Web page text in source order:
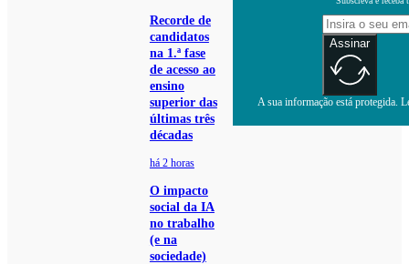
Recorde de
candidatos
na 1.ª fase
de acesso ao
ensino
superior das
últimas três
décadas
há 2 horas
O impacto
social da IA
no trabalho
(e na
sociedade)
Assinar
A sua informação está protegida.